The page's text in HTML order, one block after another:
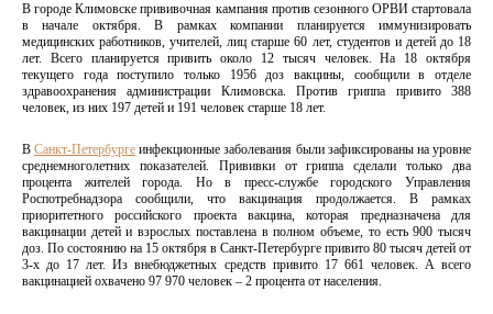
В городе Климовске прививочная кампания против сезонного ОРВИ стартовала
в начале октября. В рамках компании планируется иммунизировать
медицинских работников, учителей, лиц старше 60 лет, студентов и детей до 18
лет. Всего планируется привить около 12 тысяч человек. На 18 октября
текущего года поступило только 1956 доз вакцины, сообщили в отделе
здравоохранения администрации Климовска. Против гриппа привито 388
человек, из них 197 детей и 191 человек старше 18 лет.
ВСанкт-Петербурге инфекционные заболевания были зафиксированы на уровне
среднемноголетних показателей. Прививки от гриппа сделали только два
процента жителей города. Но в пресс-службе городского Управления
Роспотребнадзора сообщили, что вакцинация продолжается. В рамках
приоритетного российского проекта вакцина, которая предназначена для
вакцинации детей и взрослых поставлена в полном объеме, то есть 900 тысяч
доз. По состоянию на 15 октября в Санкт-Петербурге привито 80 тысяч детей от
3-х до 17 лет. Из внебюджетных средств привито 17 661 человек. А всего
вакцинацией охвачено 97 970 человек – 2 процента от населения.